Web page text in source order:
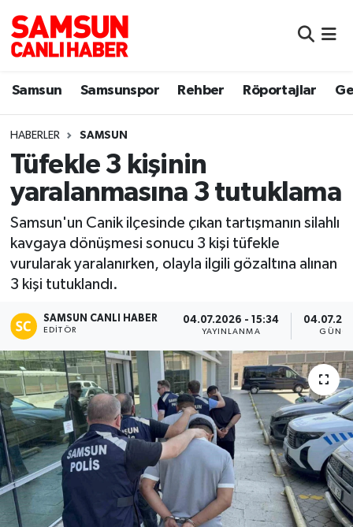
Samsun Samsunspor Rehber Röportajlar
HABERLER SAMSUN
Tüfekle 3 kişinin
yaralanmasına 3 tutuklama
Samsun'un Canik ilçesinde çıkan tartışmanın silahlı
kavgaya dönüşmesi sonucu 3 kişi tüfekle
vurularak yaralanırken, olayla ilgili gözaltına alınan
3 kişi tutuklandı.
SAMSUN CANLI HABER
EDITÖR
04.07.2026 - 15:34
YAYINLANMA
Samsun
Sokak Röportajları
Genel
Dünya
Eğitim
Manşet Haberi
Samsun Nöbetçi Eczaneler
Samsun Hava Durumu
Samsun Namaz Vakitleri
Samsun Trafik Yoğunluk Haritası
Süper Lig Puan Durumu ve Fikstür
Tüm Manşetler